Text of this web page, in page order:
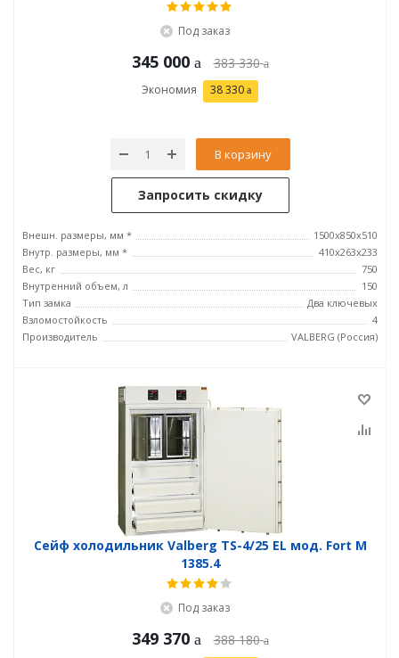
Под заказ
345 000 383 330
Экономия 38 330
В корзину
Запросить скидку
Внешн. размеры, мм *
1500x850x510
Внутр. размеры, мм *
410x263x233
Вес, кг
750
Внутренний объем, л
150
Тип замка
Два ключевых
Взломостойкость
4
Производитель
VALBERG (Россия)
Сейф холодильник Valberg TS-4/25 EL мод. Fort М
1385.4
Под заказ
349 370 388 180